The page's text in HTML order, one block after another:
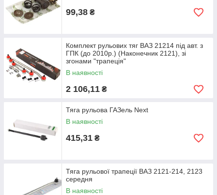
99,38 ₴
Комплект рульових тяг ВАЗ 21214 під авт. з
ГПК (до 2010р.) (Наконечник 2121), зі
згонами "трапеція"
В наявності
2 106,11 ₴
Тяга рульова ГАЗель Next
В наявності
415,31 ₴
Тяга рульової трапеції ВАЗ 2121-214, 2123
середня
В наявності